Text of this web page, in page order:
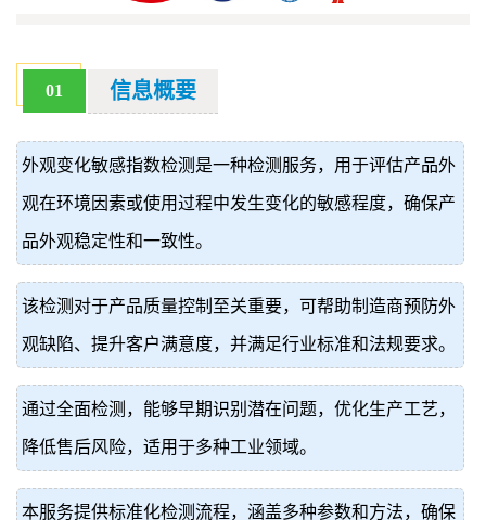
01 信息概要
外观变化敏感指数检测是一种检测服务，用于评估产品外
观在环境因素或使用过程中发生变化的敏感程度，确保产
品外观稳定性和一致性。
该检测对于产品质量控制至关重要，可帮助制造商预防外
观缺陷、提升客户满意度，并满足行业标准和法规要求。
通过全面检测，能够早期识别潜在问题，优化生产工艺，
降低售后风险，适用于多种工业领域。
本服务提供标准化检测流程，涵盖多种参数和方法，确保
价
真
伪
询